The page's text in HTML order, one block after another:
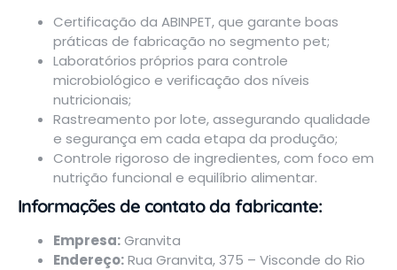
Certificação da ABINPET, que garante boas
práticas de fabricação no segmento pet;
Laboratórios próprios para controle
microbiológico e verificação dos níveis
nutricionais;
Rastreamento por lote, assegurando qualidade
e segurança em cada etapa da produção;
Controle rigoroso de ingredientes, com foco em
nutrição funcional e equilíbrio alimentar.
Informações de contato da fabricante:
Empresa:Granvita
Endereço:Rua Granvita, 375 – Visconde do Rio